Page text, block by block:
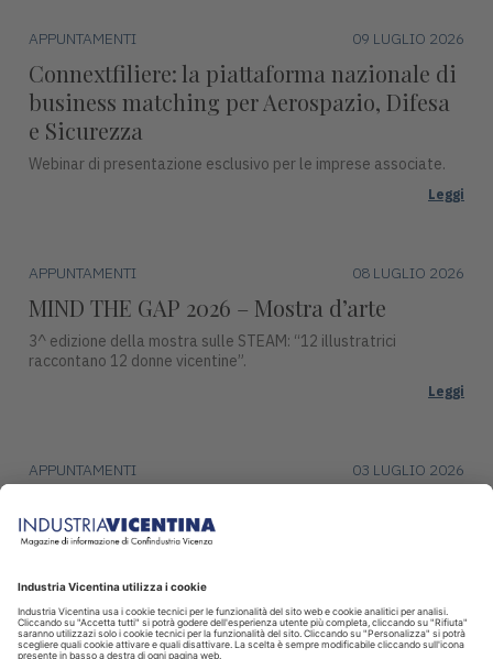
APPUNTAMENTI 09 LUGLIO 2026
Connextfiliere: la piattaforma nazionale di
business matching per Aerospazio, Difesa
e Sicurezza
Webinar di presentazione esclusivo per le imprese associate.
Leggi
APPUNTAMENTI 08 LUGLIO 2026
MIND THE GAP 2026 – Mostra d’arte
3^ edizione della mostra sulle STEAM: “12 illustratrici
raccontano 12 donne vicentine”.
Leggi
APPUNTAMENTI 03 LUGLIO 2026
Mercoledì 15 luglio, alle ore 17:30, Piazza Duomo ad Asiago
Premio Campiello.
Leggi